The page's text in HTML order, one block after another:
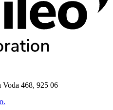
Voda 468, 925 06